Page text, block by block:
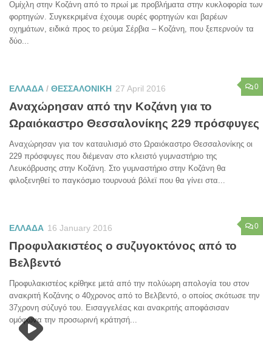
Ομίχλη στην Κοζάνη από το πρωί με προβλήματα στην κυκλοφορία των
φορτηγών. Συγκεκριμένα έχουμε ουρές φορτηγών και βαρέων
οχημάτων, ειδικά προς το ρεύμα Σέρβια – Κοζάνη, που ξεπερνούν τα
δύο...
0
ΕΛΛΑΔΑ / ΘΕΣΣΑΛΟΝΙΚΗ 27 April 2016
Αναχώρησαν από την Κοζάνη για το
Ωραιόκαστρο Θεσσαλονίκης 229 πρόσφυγες
Αναχώρησαν για τον καταυλισμό στο Ωραιόκαστρο Θεσσαλονίκης οι
229 πρόσφυγες που διέμεναν στο κλειστό γυμναστήριο της
Λευκόβρυσης στην Κοζάνη. Στο γυμναστήριο στην Κοζάνη θα
φιλοξενηθεί το παγκόσμιο τουρνουά βόλεϊ που θα γίνει στα...
0
ΕΛΛΑΔΑ 16 January 2016
Προφυλακιστέος ο συζυγοκτόνος από το
Βελβεντό
Προφυλακιστέος κρίθηκε μετά από την πολύωρη απολογία του στον
ανακριτή Κοζάνης ο 40χρονος από το Βελβεντό, ο οποίος σκότωσε την
37χρονη σύζυγό του. Εισαγγελέας και ανακριτής αποφάσισαν
ομόφωνα την προσωρινή κράτησή...